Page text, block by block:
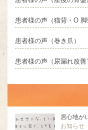
患者様の声（猫背・O
患者様の声（巻き爪）
患者様の声（尿漏れ改善
居心地が
お知らせ